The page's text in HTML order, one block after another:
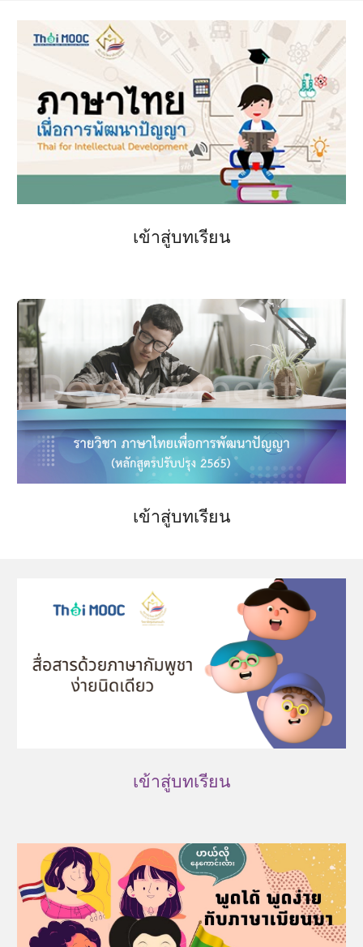
เข้าสู่บทเรียน
เข้าสู่บทเรียน
เข้าสู่บทเรียน